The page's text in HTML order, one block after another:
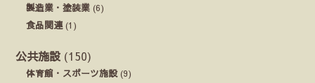
製造業・塗装業 (6)
食品関連 (1)
公共施設 (150)
体育館・スポーツ施設(9)